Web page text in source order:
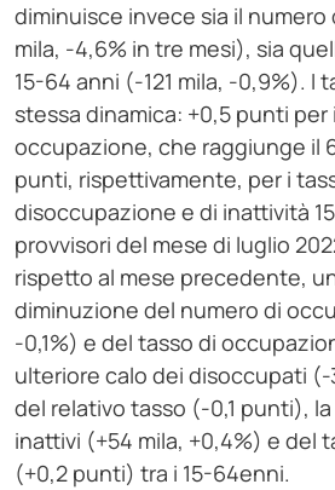
diminuisce invece sia il
mila, -4,6% in tre mesi), sia
15-64 anni (-121 mila, -0,9%). I
stessa dinamica: +0,5 punti per
occupazione, che raggiunge il
punti, rispettivamente, per i
disoccupazione e di inattività
provvisori del mese di luglio
rispetto al mese precedente,
diminuzione del numero di
-0,1%) e del tasso di
ulteriore calo dei disoccupati (-
del relativo tasso (-0,1 punti),
inattivi (+54 mila, +0,4%) e del
(+0,2 punti) tra i 15-64enni.